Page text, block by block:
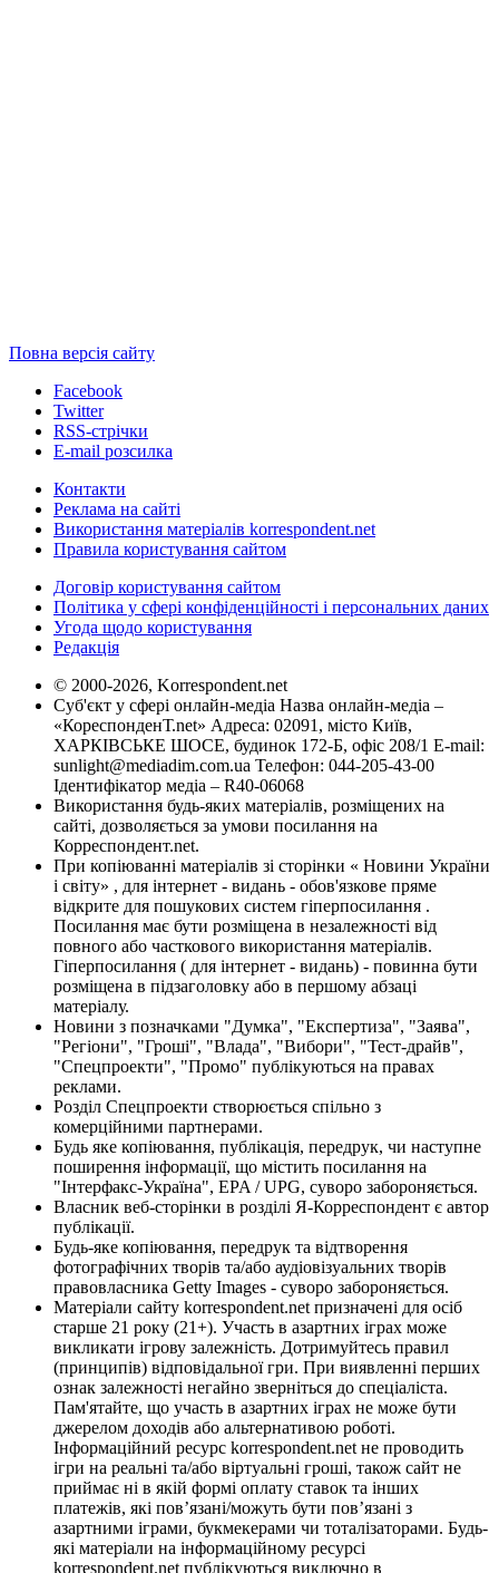
Повна версія сайту
Facebook
Twitter
RSS-стрічки
E-mail розсилка
Контакти
Реклама на сайті
Використання матеріалів korrespondent.net
Правила користування сайтом
Договір користування сайтом
Політика у сфері конфіденційності і персональних даних
Угода щодо користування
Редакція
© 2000-2026, Korrespondent.net
Суб'єкт у сфері онлайн-медіа Назва онлайн-медіа –
«КореспонденТ.net» Адреса: 02091, місто Київ,
ХАРКІВСЬКЕ ШОСЕ, будинок 172-Б, офіс 208/1 E-mail:
sunlight@mediadim.com.ua Телефон: 044-205-43-00
Ідентифікатор медіа – R40-06068
Використання будь-яких матеріалів, розміщених на
сайті, дозволяється за умови посилання на
Корреспондент.net.
При копіюванні матеріалів зі сторінки « Новини України
і світу» , для інтернет - видань - обов'язкове пряме
відкрите для пошукових систем гіперпосилання .
Посилання має бути розміщена в незалежності від
повного або часткового використання матеріалів.
Гіперпосилання ( для інтернет - видань) - повинна бути
розміщена в підзаголовку або в першому абзаці
матеріалу.
Новини з позначками "Думка", "Експертиза", "Заява",
"Регіони", "Гроші", "Влада", "Вибори", "Тест-драйв",
"Спецпроекти", "Промо" публікуються на правах
реклами.
Розділ Спецпроекти створюється спільно з
комерційними партнерами.
Будь яке копіювання, публікація, передрук, чи наступне
поширення інформації, що містить посилання на
"Інтерфакс-Україна", EPA / UPG, суворо забороняється.
Власник веб-сторінки в розділі Я-Корреспондент є автор
публікації.
Будь-яке копіювання, передрук та відтворення
фотографічних творів та/або аудіовізуальних творів
правовласника Getty Images - суворо забороняється.
Матеріали сайту korrespondent.net призначені для осіб
старше 21 року (21+). Участь в азартних іграх може
викликати ігрову залежність. Дотримуйтесь правил
(принципів) відповідальної гри. При виявленні перших
ознак залежності негайно зверніться до спеціаліста.
Пам'ятайте, що участь в азартних іграх не може бути
джерелом доходів або альтернативою роботі.
Інформаційний ресурс korrespondent.net не проводить
ігри на реальні та/або віртуальні гроші, також сайт не
приймає ні в якій формі оплату ставок та інших
платежів, які пов’язані/можуть бути пов’язані з
азартними іграми, букмекерами чи тоталізаторами. Будь-
які матеріали на інформаційному ресурсі
korrespondent.net публікуються виключно в